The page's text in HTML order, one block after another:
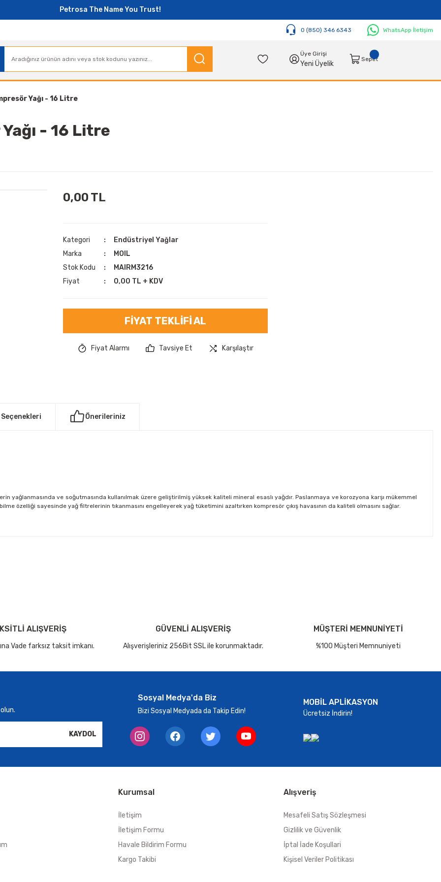
Petrosa The Name You Trust!
0 (850) 346 6343 WhatsApp İletişim
Üye Girişi
Yeni Üyelik
Sepet
Yağı - 16 Litre
- 16 Litre
0,00 TL
Kategori
Endüstriyel Yağlar
Marka
MOIL
Stok Kodu
MAIRM3216
Fiyat
0,00 TL + KDV
FIYAT TEKLIFI AL
Fiyat Alarmı Tavsiye Et Karşılaştır
Önerileriniz
yağlanmasında ve soğutmasında kullanılmak üzere geliştirilmiş yüksek kaliteli mineral esaslı yağdır. Paslanmaya ve korozyona karşı mükemmel
özelliği sayesinde yağ filtrelerinin tıkanmasını engelleyerek yağ tüketimini azaltırken kompresör çıkış havasının da kaliteli olmasını sağlar.
ALIŞVERİŞ
Vade farksız taksit imkanı.
GÜVENLİ ALIŞVERİŞ
Alışverişleriniz 256Bit SSL ile korunmaktadır.
MÜŞTERİ MEMNUNİYETİ
%100 Müşteri Memnuniyeti
KAYDOL
Sosyal Medya'da Biz
Bizi Sosyal Medyada da Takip Edin!
MOBİL APLİKASYON
Ücretsiz İndirin!
Kurumsal
İletişim
İletişim Formu
Havale Bildirim Formu
Kargo Takibi
Alışveriş
Mesafeli Satış Sözleşmesi
Gizlilik ve Güvenlik
İptal İade Koşullari
Kişisel Veriler Politikası